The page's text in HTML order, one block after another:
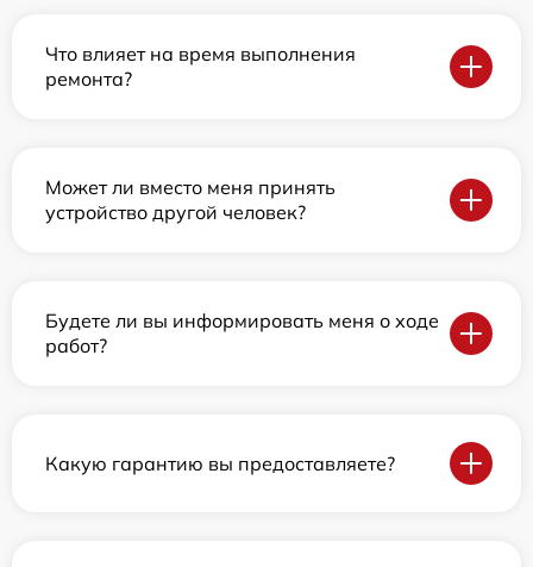
Что влияет на время выполнения
ремонта?
Может ли вместо меня принять
устройство другой человек?
Будете ли вы информировать меня о ходе
работ?
Какую гарантию вы предоставляете?